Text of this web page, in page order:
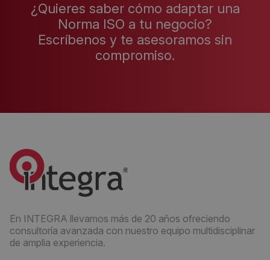
¿Quieres saber cómo adaptar una
Norma ISO a tu negocio?
Escríbenos y te asesoramos sin
compromiso.
En INTEGRA llevamos más de 20 años ofreciendo
consultoría avanzada con nuestro equipo multidisciplinar
de amplia experiencia.